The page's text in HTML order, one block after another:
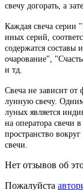
свечу догорать, а
Каждая свеча серии
иных серий,
содержатся
очарование",
и тд.
Свеча не зависит
лунную свечу.
луных является
на оператора свечи
пространство
свечи.
Нет отзывов об
Пожалуйста